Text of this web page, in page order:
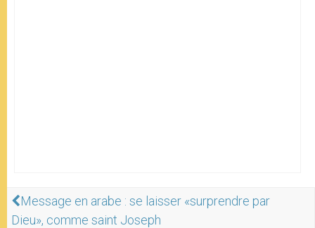
Message en arabe : se laisser «surprendre par
Dieu», comme saint Joseph